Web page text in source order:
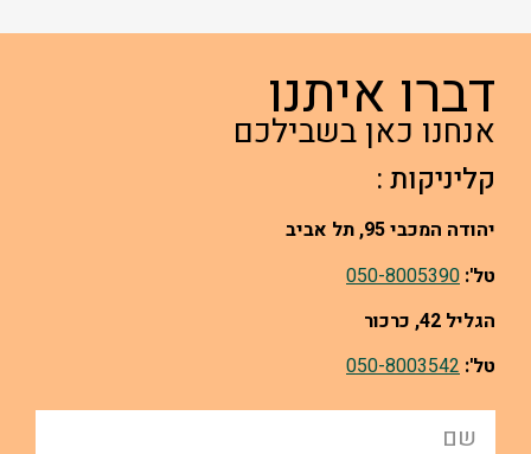
דברו איתנו
אנחנו כאן בשבילכם
קליניקות :
יהודה המכבי 95, תל אביב
טל': 050-8005390
הגליל 42, כרכור
טל': 050-8003542